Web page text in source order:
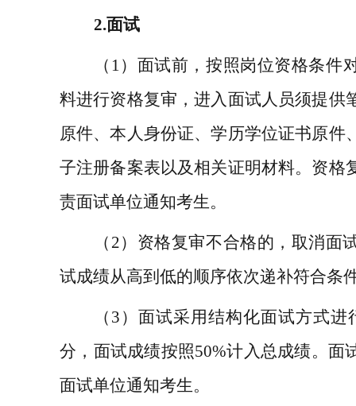
2.面试
（ 1 ） 面试前，按照岗位资格条件
料进行资格复审，进入面试人员须提供
原件、本人身份证、学历学位证书原件
子注册备案表以及相关证明材料。资格
责面试单位通知考生。
（ 2）资格复审不合格的，取消面
试成绩从高到低的顺序依次递补符合条
（ 3 ）面试采用结构化面试方式进
分，面试成绩按照50%计入总成绩。面
面试单位通知考生。